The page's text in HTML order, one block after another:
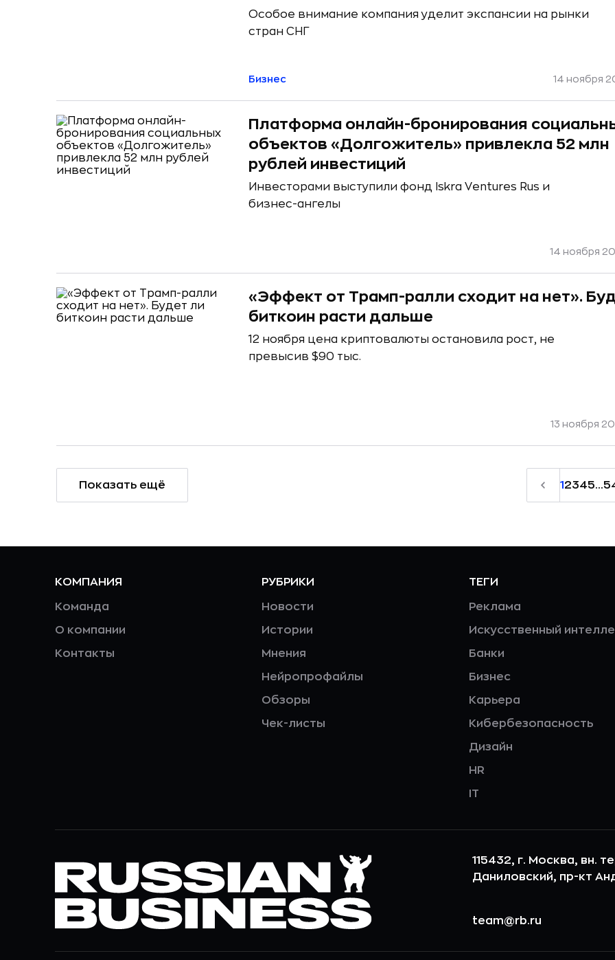
Особое внимание компания уделит экспансии на рынки
стран СНГ
Бизнес 14 ноября
Платформа онлайн-бронирования
объектов «Долгожитель» привлекла 52 млн
рублей инвестиций
Инвесторами выступили фонд Iskra Ventures Rus и
бизнес-ангелы
14 ноября
«Эффект от Трамп-ралли сходит на нет».
биткоин расти дальше
12 ноября цена криптовалюты остановила рост, не
превысив $90 тыс.
13 ноября
Показать ещё 1 2345...
КОМПАНИЯ
Команда
О компании
Контакты
РУБРИКИ
Новости
Истории
Мнения
Нейропрофайлы
Обзоры
Чек-листы
ТЕГИ
Реклама
Искусственный
Банки
Бизнес
Карьера
Кибербезопасность
Дизайн
HR
IT
115432, г. Москва, вн.
Даниловский, пр-кт
team@rb.ru